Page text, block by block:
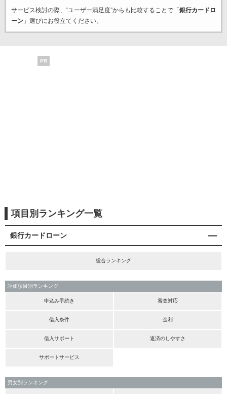
サービス検討の際、“ユーザー満足度”からも比較することで「 銀行カードロ
ーン」選びにお役立てください。
PR
項目別ランキング一覧
銀行カードローン
総合ランキング
評価項目別ランキング
申込み手続き 審査対応
借入条件 金利
借入サポート 返済のしやすさ
サポートサービス
男女別ランキング